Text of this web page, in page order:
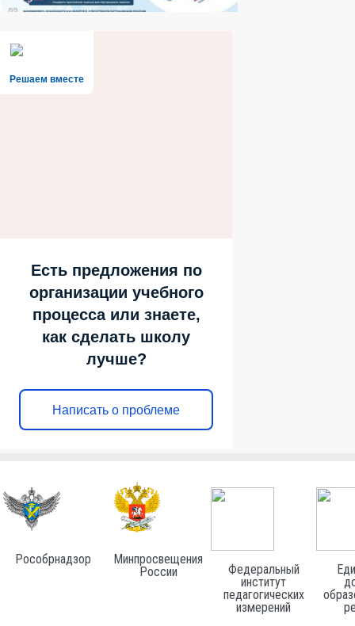
Решаем вместе
Есть предложения по
организации учебного
процесса или знаете,
как сделать школу
лучше?
Написать о проблеме
Рособрнадзор
Минпросвещения
России
Федеральный
институт
педагогических
измерений